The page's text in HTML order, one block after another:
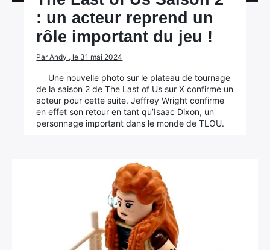
: un acteur reprend un
rôle important du jeu !
Par Andy , le 31 mai 2024
Une nouvelle photo sur le plateau de tournage
de la saison 2 de The Last of Us sur X confirme un
acteur pour cette suite. Jeffrey Wright confirme
en effet son retour en tant qu’Isaac Dixon, un
personnage important dans le monde de TLOU.